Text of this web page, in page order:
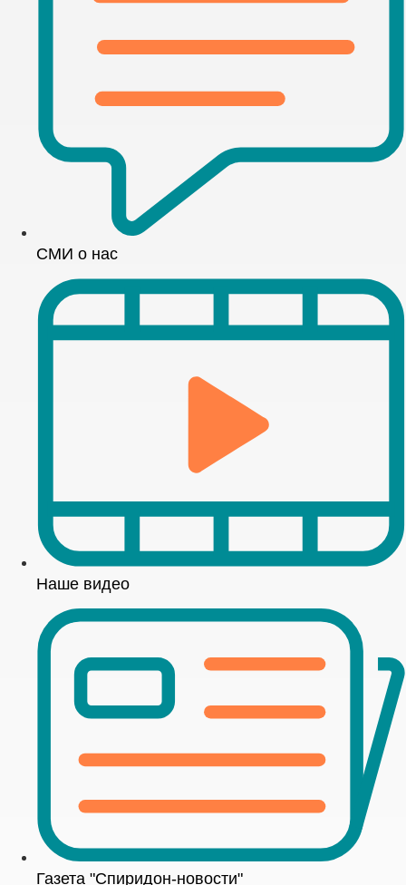
СМИ о нас
Наше видео
Газета "Спиридон-новости"